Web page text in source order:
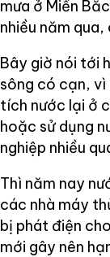
mưa ở Miền
nhiều năm
Bây giờ nói tới
sông có cạn, vì
tích nước lại ở
hoặc sử dụng
nghiệp nhiều
Thì năm nay
các nhà máy
bị phát điện
mới gây nên